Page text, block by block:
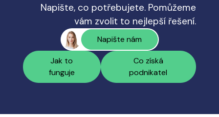
Napište, co potřebujete. Pomůžeme
vám zvolit to nejlepší řešení.
Napište nám
Jak to
funguje
Co získá
podnikatel